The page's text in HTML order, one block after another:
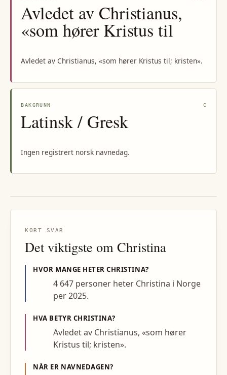
Avledet av Christianus,
«som hører Kristus til
Avledet av Christianus, «som hører Kristus til; kristen».
BAKGRUNN C
Latinsk / Gresk
Ingen registrert norsk navnedag.
KORT SVAR
Det viktigste om Christina
HVOR MANGE HETERCHRISTINA?
4 647 personer heter Christina i Norge
per 2025.
HVA BETYR CHRISTINA?
Avledet av Christianus, «som hører
Kristus til; kristen».
NÅR ER NAVNEDAGEN?